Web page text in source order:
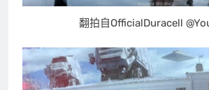
翻拍自OfficialDuracell